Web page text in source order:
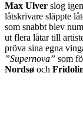
Max Ulver slog
låtskrivare släppte
som snabbt blev
ut flera låtar till
pröva sina egna
”Supernova” som
Nordsø och